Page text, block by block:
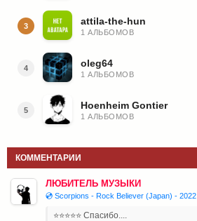
3 attila-the-hun
1 АЛЬБОМОВ
4 oleg64
1 АЛЬБОМОВ
5 Hoenheim Gontier
1 АЛЬБОМОВ
КОММЕНТАРИИ
ЛЮБИТЕЛЬ МУЗЫКИ
💿 Scorpions - Rock Believer (Japan) - 2022
⭐⭐⭐⭐⭐ Спасибо....